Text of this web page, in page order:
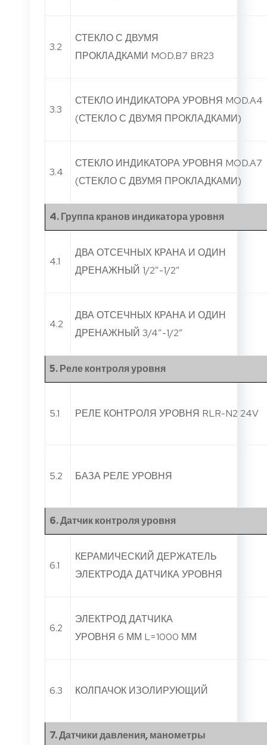
3.2
СТЕКЛО С ДВУМЯ
ПРОКЛАДКАМИ MOD.B7 BR23
3.3
СТЕКЛО ИНДИКАТОРА УРОВНЯ MOD.A4
(СТЕКЛО С ДВУМЯ ПРОКЛАДКАМИ)
3.4
СТЕКЛО ИНДИКАТОРА УРОВНЯ MOD.A7
(СТЕКЛО С ДВУМЯ ПРОКЛАДКАМИ)
4. Группа кранов индикатора уровня
4.1
ДВА ОТСЕЧНЫХ КРАНА И ОДИН
ДРЕНАЖНЫЙ 1/2”-1/2”
4.2
ДВА ОТСЕЧНЫХ КРАНА И ОДИН
ДРЕНАЖНЫЙ 3/4”-1/2”
5.Реле контроля уровня
5.1 РЕЛЕ КОНТРОЛЯ УРОВНЯ RLR-N2 24V
5.2 БАЗА РЕЛЕ УРОВНЯ
6. Датчик контроля уровня
6.1
КЕРАМИЧЕСКИЙ ДЕРЖАТЕЛЬ
ЭЛЕКТРОДА ДАТЧИКА УРОВНЯ
6.2
ЭЛЕКТРОД ДАТЧИКА
УРОВНЯ 6 ММ L=1000 ММ
6.3 КОЛПАЧОК ИЗОЛИРУЮЩИЙ
7. Датчики давления, манометры